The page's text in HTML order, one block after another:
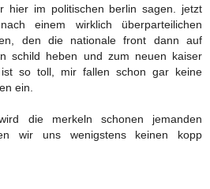
hier im politischen berlin sagen. jetzt
einem wirklich überparteilichen
den die nationale front dann auf
schild heben und zum neuen kaiser
so toll, mir fallen schon gar keine
ein.
die merkeln schonen jemanden
wir uns wenigstens keinen kopp